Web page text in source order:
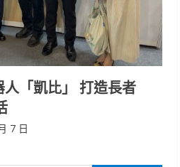
「凱比」 打造長者
7 日